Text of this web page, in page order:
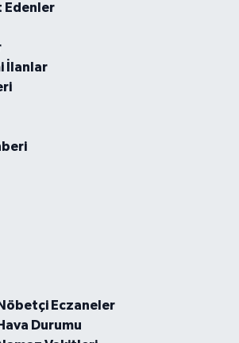
Edenler
İlanlar
Eczaneler
Durumu